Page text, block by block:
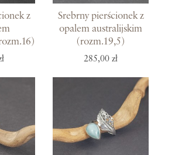
z
Srebrny pierścionek z
opalem australijskim
(rozm.19,5)
285,00 zł